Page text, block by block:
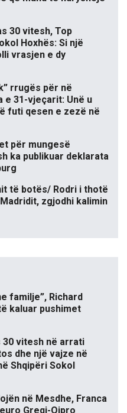
30 vitesh, Top
Hoxhës: Si një
vrasjen e dy
rrugës për në
e 31-vjeçarit: Unë u
futi qesen e zezë në
për mungesë
ka publikuar deklarata
të botës/ Rodri i thotë
zgjodhi kalimin
familje”, Richard
kaluar pushimet
30 vitesh në arrati
dhe një vajze në
Shqipëri Sokol
në Mesdhe, Franca
Greqi-Qipro